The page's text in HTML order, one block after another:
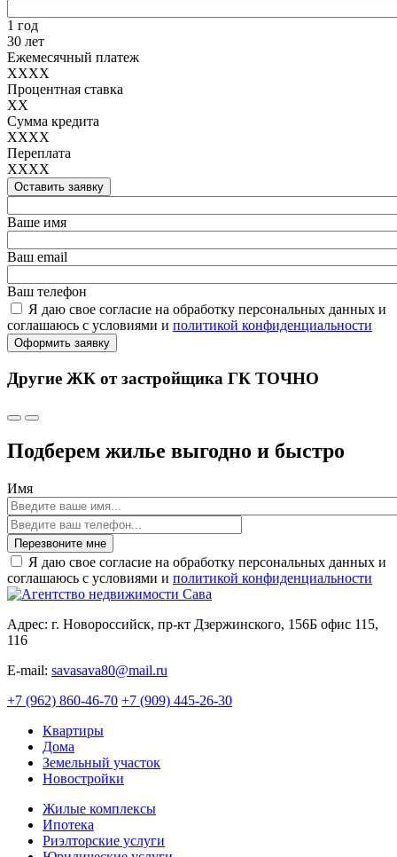
1 год
30 лет
Ежемесячный платеж
XXXX
Процентная ставка
XX
Сумма кредита
XXXX
Переплата
XXXX
Оставить заявку
Ваше имя
Ваш email
Ваш телефон
Я даю свое согласие на обработку персональных данных и
соглашаюсь с условиями и политикой конфиденциальности
Оформить заявку
Другие ЖК от застройщика ГК ТОЧНО
Подберем жилье выгодно и быстро
Имя
Перезвоните мне
Я даю свое согласие на обработку персональных данных и
соглашаюсь с условиями и политикой конфиденциальности
Адрес: г. Новороссийск, пр-кт Дзержинского, 156Б офис 115,
116
E-mail: savasava80@mail.ru
+7 (962) 860-46-70 +7 (909) 445-26-30
Квартиры
Дома
Земельный участок
Новостройки
Жилые комплексы
Ипотека
Риэлторские услуги